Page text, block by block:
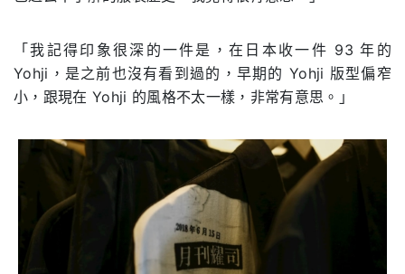
「我記得印象很深的一件是，在日本收一件 93 年的
Yohji，是之前也沒有看到過的，早期的 Yohji 版型偏窄
小，跟現在 Yohji 的風格不太一樣，非常有意思。」